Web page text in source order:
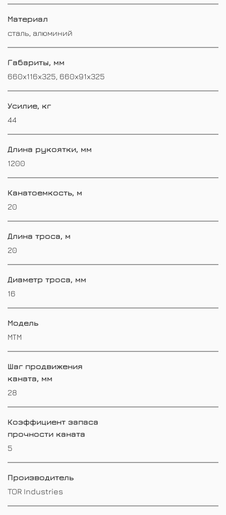
Материал
сталь, алюминий
Габариты, мм
660x116x325, 660x91x325
Усилие, кг
44
Длина рукоятки, мм
1200
Канатоемкость, м
20
Длина троса, м
20
Диаметр троса, мм
16
Модель
МТМ
Шаг продвижения
каната, мм
28
Коэффициент запаса
прочности каната
5
Производитель
TOR Industries